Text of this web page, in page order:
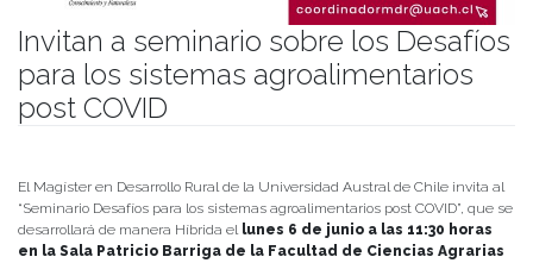
Invitan a seminario sobre los Desafíos
para los sistemas agroalimentarios
post COVID
El Magíster en Desarrollo Rural de la Universidad Austral de Chile invita al
“Seminario Desafíos para los sistemas agroalimentarios post COVID”, que se
desarrollará de manera Híbrida el lunes 6 de junio a las 11:30 horas
en la Sala Patricio Barriga de la Facultad de Ciencias Agrarias